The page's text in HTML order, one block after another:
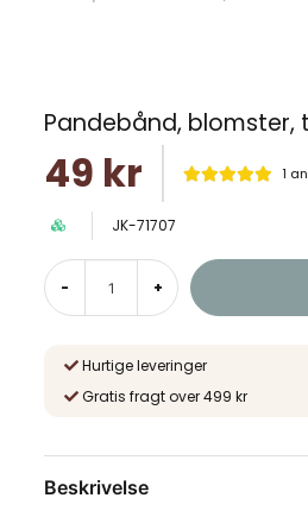
Pandebånd, blomster,
49 kr 1
JK-71707
- +
Hurtige leveringer
Gratis fragt over 499 kr
Beskrivelse